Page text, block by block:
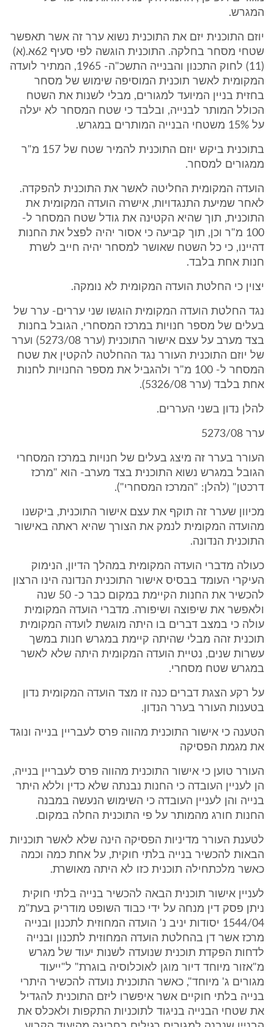
המגרש.
יוזם התוכנית יזם את התוכנית נשוא ערר זה אשר תאפשר
שטחי מסחר בחלקה. התוכנית הוגשה לפי סעיף 62א.(א)
(11) לחוק התכנון והבנייה התשכ"ה- 1965, המתיר לועדה
המקומית לאשר תוכנית המוסיפה שימוש של מסחר
בחזית בניין המיועד למגורים, מבלי לשנות את השטח
הכולל המותר לבנייה, ובלבד כי שטח המסחר לא יעלה
על 15% משטחי הבנייה המותרים במגרש.
בתוכנית ביקש יוזם התוכנית להמיר שטח של 157 מ"ר
ממגורים למסחר.
הועדה המקומית החליטה לאשר את התוכנית להפקדה.
לאחר שמיעת התנגדויות, אישרה הועדה המקומית את
התוכנית, תוך שהיא הקטינה את גודל שטח המסחר ל-
100 מ"ר וכן, תוך קביעה כי אסור יהיה לפצל את החנות
דהיינו, כי כל השטח שאושר למסחר יהיה חייב לשרת
חנות אחת בלבד.
יצוין כי החלטת הועדה המקומית לא נומקה.
נגד החלטת הועדה המקומית הוגשו שני עררים- ערר של
בעלים של מספר חנויות במרכז המסחרי, הגובל בחנות
בצד מערב על עצם אישור התוכנית (ערר 5273/08) וערר
של יוזם התוכנית העורר נגד ההחלטה להקטין את שטח
המסחר ל- 100 מ"ר ולהגביל את מספר החנויות לחנות
אחת בלבד (ערר 5326/08).
להלן נדון בשני העררים.
ערר 5273/08
העורר בערר זה מיצג בעלים של חנויות במרכז המסחרי
הגובל במגרש נשוא התוכנית בצד מערב- הוא "מרכז
דרכטן" (להלן: "המרכז המסחרי").
מכיוון שערר זה תוקף את עצם אישור התוכנית, ביקשנו
מהועדה המקומית לנמק את הצורך שהיא ראתה באישור
התוכנית הנדונה.
כעולה מדברי הועדה המקומית במהלך הדיון, הנימוק
העיקרי העומד בבסיס אישור התוכנית הנדונה הינו הרצון
להכשיר את החנות הקיימת במקום כבר כ- 50 שנה
ולאפשר את שיפוצה ושיפורה. מדברי הועדה המקומית
עולה כי במצב דברים בו היתה מוגשת לועדה המקומית
תוכנית זהה מבלי שהיתה קיימת במגרש חנות במשך
עשרות שנים, נטיית הועדה המקומית היתה שלא לאשר
במגרש שטח מסחרי.
על רקע הצגת דברים כנה זו מצד הועדה המקומית נדון
בטענות העורר בערר הנדון.
הטענה כי אישור התוכנית מהווה פרס לעבריין בנייה ונוגד
את מגמת הפסיקה
העורר טוען כי אישור התוכנית מהווה פרס לעבריין בנייה,
הן לעניין העובדה כי החנות נבנתה שלא כדין וללא היתר
בנייה והן לעניין העובדה כי השימוש הנעשה במבנה
החנות חורג מהמותר על פי התוכנית החלה במקום.
לטענת העורר מדיניות הפסיקה הינה שלא לאשר תוכניות
הבאות להכשיר בנייה בלתי חוקית, על אחת כמה וכמה
כאשר מלכתחילה תוכנית כזו לא היתה מאושרת.
לעניין אישור תוכנית הבאה להכשיר בנייה בלתי חוקית
ניתן פסק דין מנחה על ידי כבוד השופט מודריק בעת"מ
1544/04 יסודות יניב נ' הועדה המחוזית לתכנון ובנייה
מרכז אשר דן בהחלטת הועדה המחוזית לתכנון ובנייה
לדחות הפקדת תוכנית שנועדה לשנות יעוד של מגרש
מ"אזור מיוחד דיור מוגן לאוכלוסיה בוגרת" ל"ייעוד
מגורים ג' מיוחד", כאשר התוכנית נועדה להכשיר היתרי
בנייה בלתי חוקיים אשר איפשרו ליזם התוכנית להגדיל
את שטחי הבנייה בניגוד לתוכניות התקפות ולאכלס את